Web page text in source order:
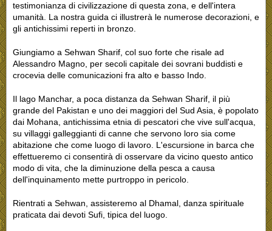
testimonianza di civilizzazione di questa zona, e dell'intera
umanità. La nostra guida ci illustrerà le numerose decorazioni, e
gli antichissimi reperti in bronzo.
Giungiamo a Sehwan Sharif, col suo forte che risale ad
Alessandro Magno, per secoli capitale dei sovrani buddisti e
crocevia delle comunicazioni fra alto e basso Indo.
Il lago Manchar, a poca distanza da Sehwan Sharif, il più
grande del Pakistan e uno dei maggiori del Sud Asia, è popolato
dai Mohana, antichissima etnia di pescatori che vive sull'acqua,
su villaggi galleggianti di canne che servono loro sia come
abitazione che come luogo di lavoro. L'escursione in barca che
effettueremo ci consentirà di osservare da vicino questo antico
modo di vita, che la diminuzione della pesca a causa
dell'inquinamento mette purtroppo in pericolo.
Rientrati a Sehwan, assisteremo al Dhamal, danza spirituale
praticata dai devoti Sufi, tipica del luogo.